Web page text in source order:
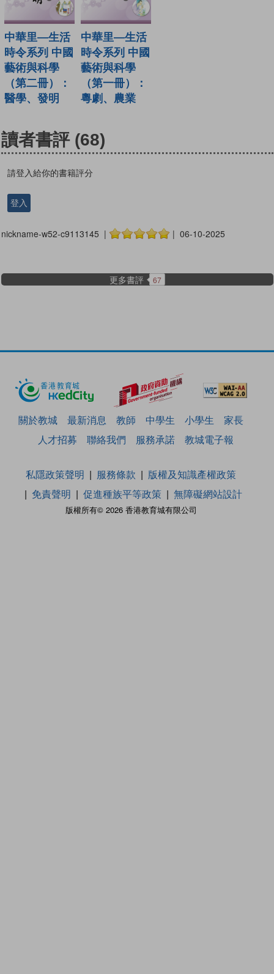
中華里—生活
時令系列 中國
藝術與科學
（第二冊）：
醫學、發明
中華里—生活
時令系列 中國
藝術與科學
（第一冊）：
粵劇、農業
讀者書評 (68)
請登入給你的書籍評分
登入
nickname-w52-c9113145 | | 06-10-2025
更多書評 67
關於教城 最新消息 教師 中學生 小學生
家長
人才招募
聯絡我們 服務承諾 教城電子報
版權所有© 2026 香港教育城有限公司
私隱政策聲明 服務條款
版權及知識產權政策
免責聲明
促進種族平等政策 無障礙網站設計